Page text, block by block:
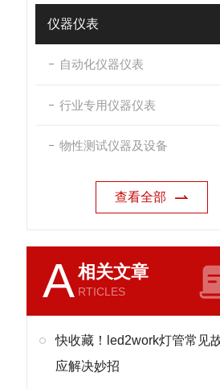
仪器仪表
自动化仪器仪表
行业专用仪器仪表
物性测试仪器及设备
查看全部
A相关文章
RTICLES
快收藏！led2work灯管常见
应解决妙招